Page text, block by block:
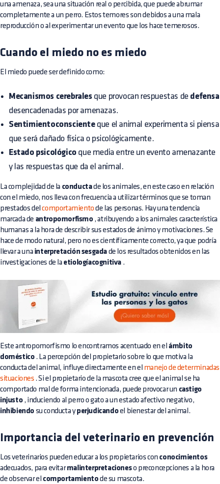
una amenaza, sea una situación real o percibida, que puede abrumar
completamente a un perro. Estos temores son debidos a una mala
reproducción o al experimentar un evento que los hace temerosos.
Cuando el miedo no es miedo
El miedo puede ser definido como:
Mecanismos cerebrales que provocan respuestas de defensa
desencadenadas por amenazas.
Sentimientoconscienteque el animal experimenta si piensa
que será dañado física o psicológicamente.
Estado psicológico que media entre un evento amenazante
y las respuestas que da el animal.
La complejidad de la conductade los animales, en este caso en relación
con el miedo, nos lleva con frecuencia a utilizar términos que se toman
prestados delcomportamiento de las personas. Hay una tendencia
marcada de antropomorfismo , atribuyendo a los animales característica
humanas a la hora de describir sus estados de ánimo y motivaciones. Se
hace de modo natural, pero no es científicamente correcto, ya que podría
llevar a una interpretación sesgada de los resultados obtenidos en las
investigaciones de la etiologíacognitiva .
Este antropomorfismo lo encontramos acentuado en el ámbito
doméstico . La percepción del propietario sobre lo que motiva la
conducta del animal, influye directamente en el manejo de determinadas
situaciones . Si el propietario de la mascota cree que el animal se ha
comportado mal de forma intencionada, puede provocar un castigo
injusto , induciendo al perro o gato a un estado afectivo negativo,
inhibiendo su conducta y perjudicando el bienestar del animal.
Importancia del veterinario en prevención
Los veterinarios pueden educar a los propietarios con conocimientos
adecuados, para evitarmalinterpretacioneso preconcepciones a la hora
de observar el comportamiento de su mascota.